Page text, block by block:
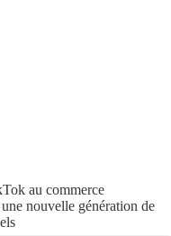
au commerce
nouvelle génération de